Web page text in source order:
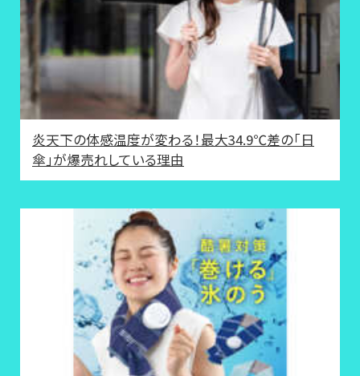
炎天下の体感温度が変わる！最大34.9℃差の「日
傘」が爆売れしている理由